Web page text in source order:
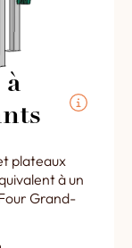
à
plateaux
à un
Grand-